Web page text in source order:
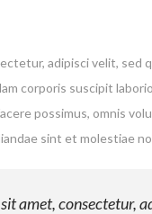
adipisci velit,
corporis suscipit
possimus, omnis
sint et molestiae
amet,